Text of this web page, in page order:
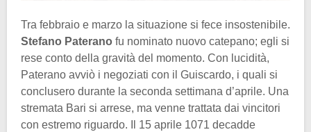
Tra febbraio e marzo la situazione si fece insostenibile.
Stefano Paterano fu nominato nuovo catepano; egli si
rese conto della gravità del momento. Con lucidità,
Paterano avviò i negoziati con il Guiscardo, i quali si
conclusero durante la seconda settimana d’aprile. Una
stremata Bari si arrese, ma venne trattata dai vincitori
con estremo riguardo. Il 15 aprile 1071 decadde